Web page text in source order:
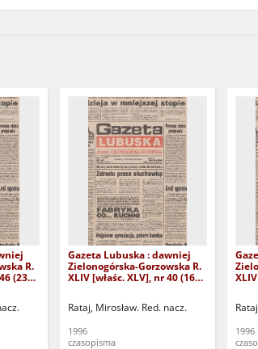
R.
(23
Gazeta Lubuska : dawniej
Zielonogórska-Gorzowska R.
XLIV [właśc. XLV], nr 40 (16
Rataj, Mirosław. Red. nacz.
1996
czasopisma
1996